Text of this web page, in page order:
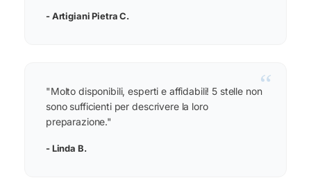
- Artigiani Pietra C.
“
"Molto disponibili, esperti e affidabili! 5 stelle non
sono sufficienti per descrivere la loro
preparazione."
- Linda B.